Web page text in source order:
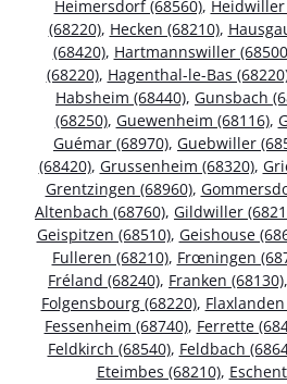
Heimersdorf (68560), Heidwiller
(68220), Hecken (68210),
(68420), Hartmannswiller
(68220), Hagenthal-le-Bas
Habsheim (68440), Gunsbach
(68250), Guewenheim (68116),
Guémar (68970), Guebwiller
(68420), Grussenheim (68320),
Grentzingen (68960),
Altenbach (68760), Gildwiller
Geispitzen (68510), Geishouse
Fulleren (68210), Frœningen
Fréland (68240), Franken (68130),
Folgensbourg (68220),
Fessenheim (68740), Ferrette
Feldkirch (68540), Feldbach
Eteimbes (68210),